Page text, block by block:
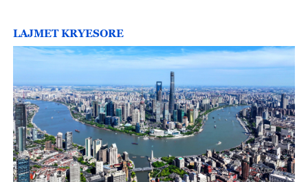
LAJMET KRYESORE